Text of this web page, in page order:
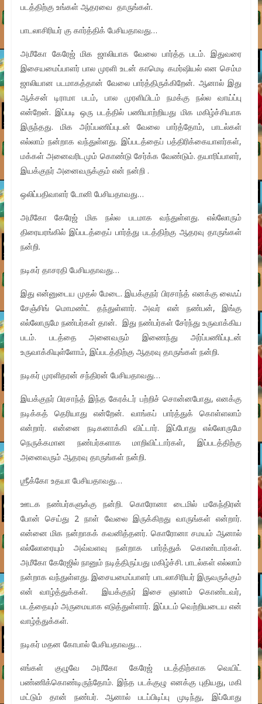
படத்திற்கு உங்கள் ஆதரவை தாருங்கள்.
பாடலாசிரியர் கு கார்த்திக் பேசியதாவது…
அமீகோ கேரேஜ் மிக ஜாலியாக வேலை பார்த்த படம். இதுவரை
இசையமைப்பாளர் பால முரளி உடன் காமெடி கமர்ஷியல் என செம்ம
ஜாலியான படமாகத்தான் வேலை பார்த்திருக்கிறேன். ஆனால் இது
ஆக்சன் டிராமா படம், பால முரளியிடம் நமக்கு நல்ல வாய்ப்பு
என்றேன். இப்படி ஒரு படத்தில் பணியாற்றியது மிக மகிழ்ச்சியாக
இருந்தது. மிக அர்ப்பணிப்புடன் வேலை பார்த்தோம், பாடல்கள்
எல்லாம் நன்றாக வந்துள்ளது. இப்படத்தைப் பத்திரிக்கையாளர்கள்,
மக்கள் அனைவரிடமும் கொண்டு சேர்க்க வேண்டும். தயாரிப்பாளர்,
இயக்குநர் அனைவருக்கும் என் நன்றி .
ஒலிப்பதிவாளர் டோனி பேசியதாவது…
அமீகோ கேரேஜ் மிக நல்ல படமாக வந்துள்ளது. எல்லோரும்
திரையரங்கில் இப்படத்தைப் பார்த்து படத்திற்கு ஆதரவு தாருங்கள்
நன்றி.
நடிகர் தாசரதி பேசியதாவது…
இது என்னுடைய முதல் மேடை. இயக்குநர் பிரசாந்த் எனக்கு லைஃப்
சேஞ்சிங் மொமண்ட் தந்துள்ளார். அவர் என் நண்பன், இங்கு
எல்லோருமே நண்பர்கள் தான். இது நண்பர்கள் சேர்ந்து உருவாக்கிய
படம். படத்தை அனைவரும் இணைந்து அர்ப்பணிப்புடன்
உருவாக்கியுள்ளோம், இப்படத்திற்கு ஆதரவு தாருங்கள் நன்றி.
நடிகர் முரளிதரன் சந்திரன் பேசியதாவது…
இயக்குநர் பிரசாந்த் இந்த கேரக்டர் பற்றிச் சொன்னபோது, எனக்கு
நடிக்கத் தெரியாது என்றேன். வாங்கப் பார்த்துக் கொள்ளலாம்
என்றார். என்னை நடிகனாக்கி விட்டார். இப்போது எல்லோருமே
நெருக்கமான நண்பர்களாக மாறிவிட்டார்கள், இப்படத்திற்கு
அனைவரும் ஆதரவு தாருங்கள் நன்றி.
ஶ்ரீக்கோ உதயா பேசியதாவது…
ஊடக நண்பர்களுக்கு நன்றி. கொரோனா டைமில் மகேந்திரன்
போன் செய்து 2 நாள் வேலை இருக்கிறது வாருங்கள் என்றார்.
என்னை மிக நன்றாகக் கவனித்தனர். கொரோனா சமயம் ஆனால்
எல்லோரையும் அவ்வளவு நன்றாக பார்த்துக் கொண்டார்கள்.
அமீகோ கேரேஜில் நானும் நடித்திருப்பது மகிழ்ச்சி. பாடல்கள் எல்லாம்
நன்றாக வந்துள்ளது. இசையமைப்பாளர் பாடலாசிரியர் இருவருக்கும்
என் வாழ்த்துக்கள். இயக்குநர் இசை ஞானம் கொண்டவர்,
படத்தையும் அருமையாக எடுத்துள்ளார். இப்படம் வெற்றியடைய என்
வாழ்த்துக்கள்.
நடிகர் மதன கோபால் பேசியதாவது…
எங்கள் குழுவே அமீகோ கேரேஜ் படத்திற்காக வெயிட்
பண்ணிக்கொண்டிருந்தோம். இந்த படக்குழு எனக்கு புதியது, மகி
மட்டும் தான் நண்பர். ஆனால் படப்பிடிப்பு முடிந்து, இப்போது